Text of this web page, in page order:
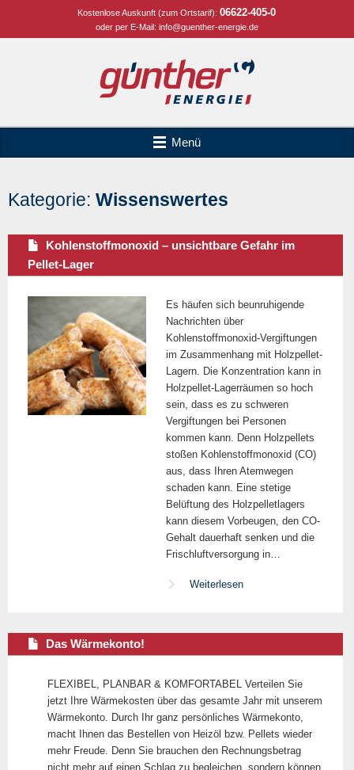
Kostenlose Auskunft (zum Ortstarif):06622-405-0
oder per E-Mail: info@guenther-energie.de
Menü
Kategorie: Wissenswertes
Kohlenstoffmonoxid – unsichtbare Gefahr im
Pellet-Lager
Es häufen sich beunruhigende
Nachrichten über
Kohlenstoffmonoxid-Vergiftungen
im Zusammenhang mit Holzpellet-
Lagern. Die Konzentration kann in
Holzpellet-Lagerräumen so hoch
sein, dass es zu schweren
Vergiftungen bei Personen
kommen kann. Denn Holzpellets
stoßen Kohlenstoffmonoxid (CO)
aus, dass Ihren Atemwegen
schaden kann. Eine stetige
Belüftung des Holzpelletlagers
kann diesem Vorbeugen, den CO-
Gehalt dauerhaft senken und die
Frischluftversorgung in…
Weiterlesen
Das Wärmekonto!
FLEXIBEL, PLANBAR & KOMFORTABEL Verteilen Sie
jetzt Ihre Wärmekosten über das gesamte Jahr mit unserem
Wärmekonto. Durch Ihr ganz persönliches Wärmekonto,
macht Ihnen das Bestellen von Heizöl bzw. Pellets wieder
mehr Freude. Denn Sie brauchen den Rechnungsbetrag
nicht mehr auf einen Schlag zu begleichen, sondern können